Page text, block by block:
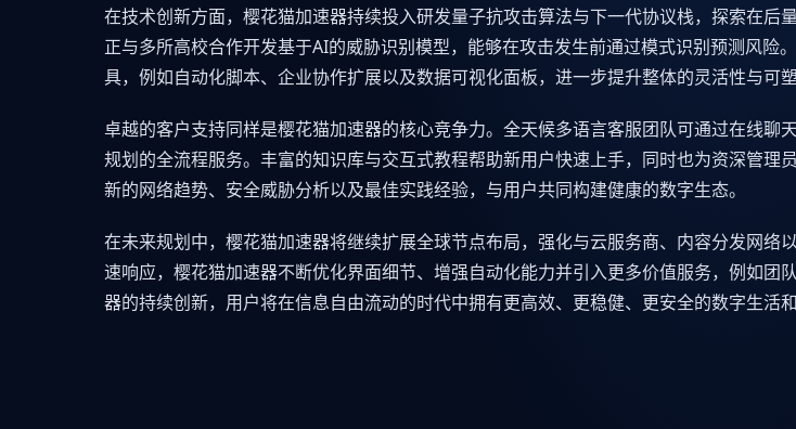
在技术创新方面，樱花猫加速器持续投入研发量子抗攻击算法与下一代协议栈，探索在
正与多所高校合作开发基于AI的威胁识别模型，能够在攻击发生前通过模式识别预测风
具，例如自动化脚本、企业协作扩展以及数据可视化面板，进一步提升整体的灵活性与可塑
卓越的客户支持同样是樱花猫加速器的核心竞争力。全天候多语言客服团队可通过在线
规划的全流程服务。丰富的知识库与交互式教程帮助新用户快速上手，同时也为资深管
新的网络趋势、安全威胁分析以及最佳实践经验，与用户共同构建健康的数字生态。
在未来规划中，樱花猫加速器将继续扩展全球节点布局，强化与云服务商、内容分发网
速响应，樱花猫加速器不断优化界面细节、增强自动化能力并引入更多价值服务，例如
器的持续创新，用户将在信息自由流动的时代中拥有更高效、更稳健、更安全的数字生活和